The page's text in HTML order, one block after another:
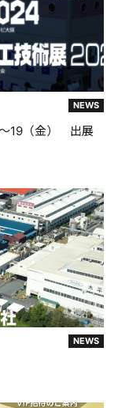
NEWS
19（金） 出展
NEWS